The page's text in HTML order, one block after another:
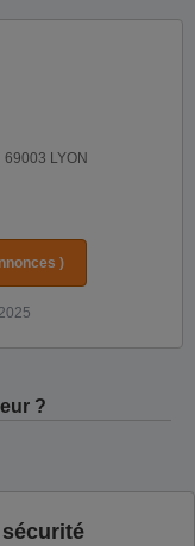
LYON
)
?